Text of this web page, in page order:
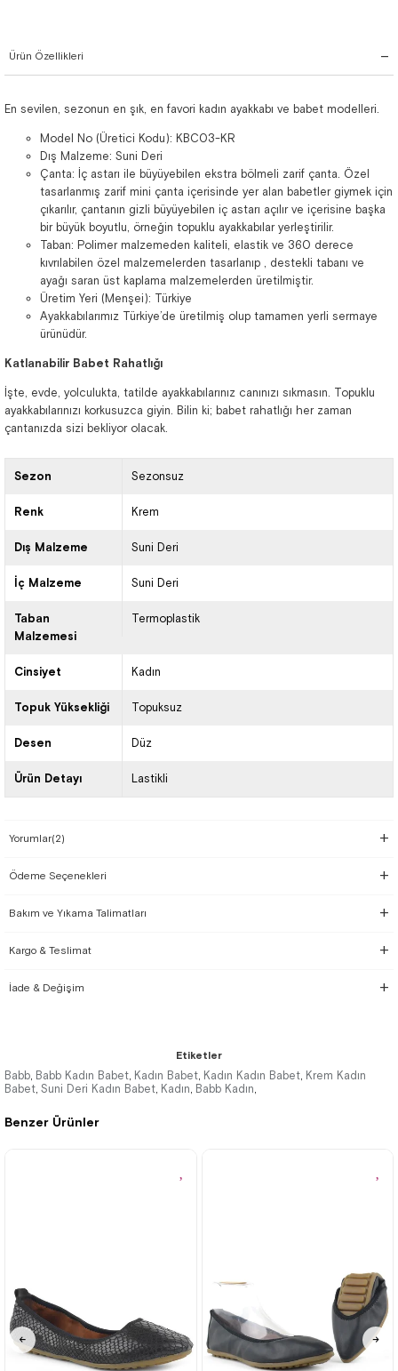
Benzer Ürünler
Ürün Özellikleri
En sevilen, sezonun en şık, en favori kadın ayakkabı ve babet modelleri.
Model No (Üretici Kodu): KBC03-KR
Dış Malzeme: Suni Deri
Çanta: İç astarı ile büyüyebilen ekstra bölmeli zarif çanta. Özel
tasarlanmış zarif mini çanta içerisinde yer alan babetler giymek için
çıkarılır, çantanın gizli büyüyebilen iç astarı açılır ve içerisine başka
bir büyük boyutlu, örneğin topuklu ayakkabılar yerleştirilir.
Taban: Polimer malzemeden kaliteli, elastik ve 360 derece
kıvrılabilen özel malzemelerden tasarlanıp , destekli tabanı ve
ayağı saran üst kaplama malzemelerden üretilmiştir.
Üretim Yeri (Menşei): Türkiye
Ayakkabılarımız Türkiye’de üretilmiş olup tamamen yerli sermaye
ürünüdür.
Katlanabilir Babet Rahatlığı
İşte, evde, yolculukta, tatilde ayakkabılarınız canınızı sıkmasın. Topuklu
ayakkabılarınızı korkusuzca giyin. Bilin ki; babet rahatlığı her zaman
çantanızda sizi bekliyor olacak.
Sezon Sezonsuz
Renk Krem
Dış Malzeme Suni Deri
İç Malzeme Suni Deri
Taban
Malzemesi
Termoplastik
Cinsiyet Kadın
Topuk Yüksekliği Topuksuz
Desen Düz
Ürün Detayı Lastikli
Yorumlar(2)
Ödeme Seçenekleri
Bakım ve Yıkama Talimatları
Kargo & Teslimat
İade & Değişim
Etiketler
Babb, Babb Kadın Babet, Kadın Babet, Kadın Kadın Babet, Krem Kadın
Babet, Suni Deri Kadın Babet, Kadın, Babb Kadın,